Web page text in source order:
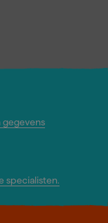
gegevens
specialisten.